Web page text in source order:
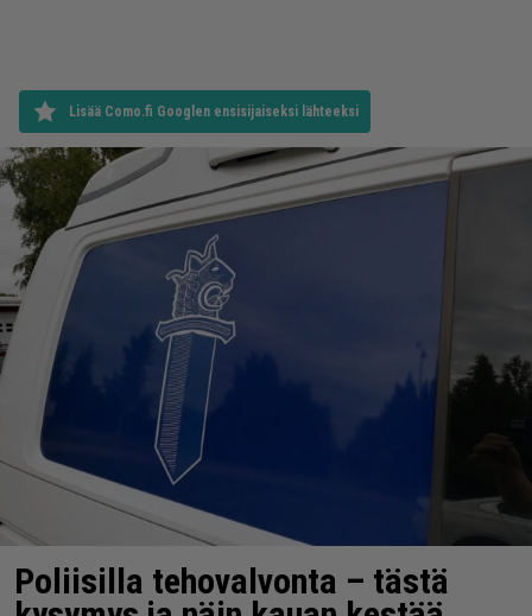
Lisää Como.fi Googlen ensisijaiseksi lähteeksi
Poliisilla tehovalvonta – tästä